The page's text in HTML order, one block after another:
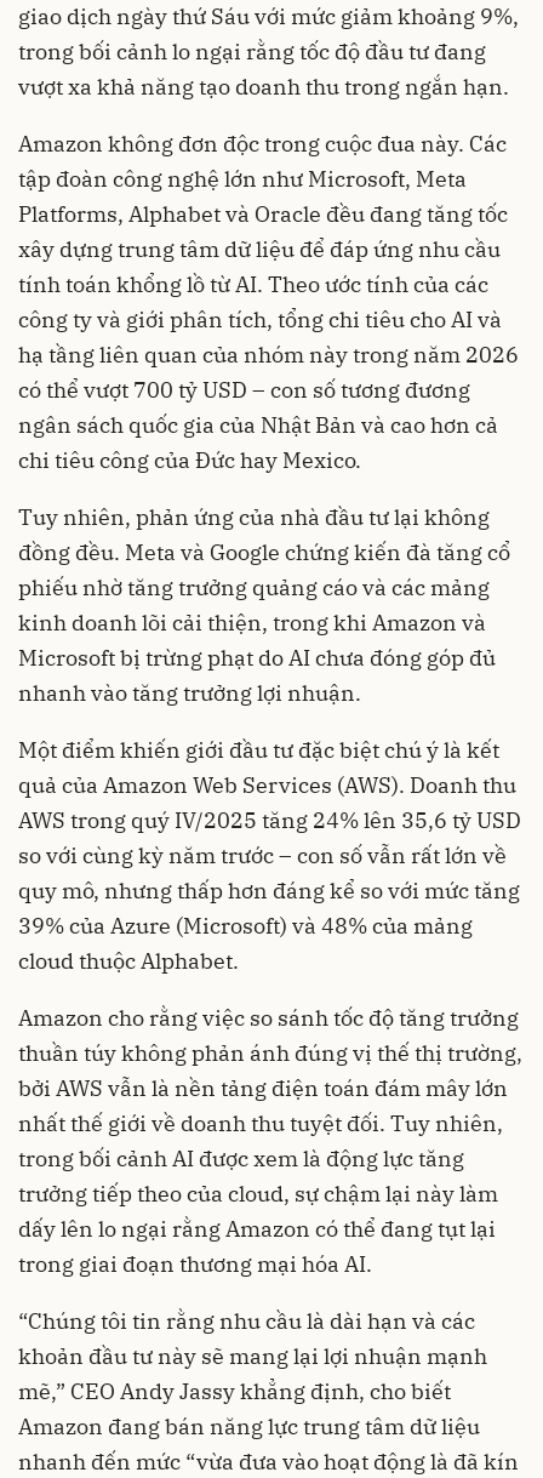
giao dịch ngày thứ Sáu với mức giảm khoảng 9%,
trong bối cảnh lo ngại rằng tốc độ đầu tư đang
vượt xa khả năng tạo doanh thu trong ngắn hạn.
Amazon không đơn độc trong cuộc đua này. Các
tập đoàn công nghệ lớn như Microsoft, Meta
Platforms, Alphabet và Oracle đều đang tăng tốc
xây dựng trung tâm dữ liệu để đáp ứng nhu cầu
tính toán khổng lồ từ AI. Theo ước tính của các
công ty và giới phân tích, tổng chi tiêu cho AI và
hạ tầng liên quan của nhóm này trong năm 2026
có thể vượt 700 tỷ USD – con số tương đương
ngân sách quốc gia của Nhật Bản và cao hơn cả
chi tiêu công của Đức hay Mexico.
Tuy nhiên, phản ứng của nhà đầu tư lại không
đồng đều. Meta và Google chứng kiến đà tăng cổ
phiếu nhờ tăng trưởng quảng cáo và các mảng
kinh doanh lõi cải thiện, trong khi Amazon và
Microsoft bị trừng phạt do AI chưa đóng góp đủ
nhanh vào tăng trưởng lợi nhuận.
Một điểm khiến giới đầu tư đặc biệt chú ý là kết
quả của Amazon Web Services (AWS). Doanh thu
AWS trong quý IV/2025 tăng 24% lên 35,6 tỷ USD
so với cùng kỳ năm trước – con số vẫn rất lớn về
quy mô, nhưng thấp hơn đáng kể so với mức tăng
39% của Azure (Microsoft) và 48% của mảng
cloud thuộc Alphabet.
Amazon cho rằng việc so sánh tốc độ tăng trưởng
thuần túy không phản ánh đúng vị thế thị trường,
bởi AWS vẫn là nền tảng điện toán đám mây lớn
nhất thế giới về doanh thu tuyệt đối. Tuy nhiên,
trong bối cảnh AI được xem là động lực tăng
trưởng tiếp theo của cloud, sự chậm lại này làm
dấy lên lo ngại rằng Amazon có thể đang tụt lại
trong giai đoạn thương mại hóa AI.
“Chúng tôi tin rằng nhu cầu là dài hạn và các
khoản đầu tư này sẽ mang lại lợi nhuận mạnh
mẽ,” CEO Andy Jassy khẳng định, cho biết
Amazon đang bán năng lực trung tâm dữ liệu
nhanh đến mức “vừa đưa vào hoạt động là đã kín